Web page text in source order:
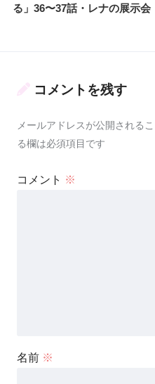
る」36〜37話・レナの展示会
コメントを残す
メールアドレスが公開される
る欄は必須項目です
コメント ※
名前 ※